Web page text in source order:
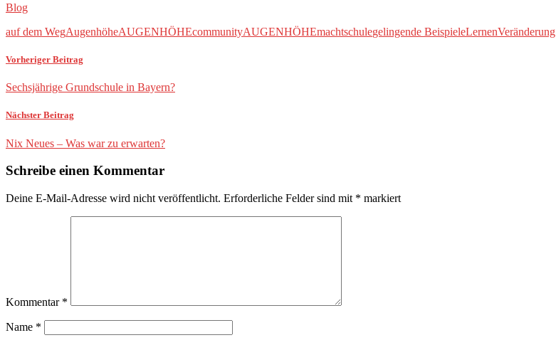
Blog
auf dem WegAugenhöheAUGENHÖHEcommunityAUGENHÖHEmachtschulegelingende BeispieleLernenVeränderung
Vorheriger Beitrag
Sechsjährige Grundschule in Bayern?
Nächster Beitrag
Nix Neues – Was war zu erwarten?
Schreibe einen Kommentar
Deine E-Mail-Adresse wird nicht veröffentlicht. Erforderliche Felder sind mit * markiert
Kommentar *
Name *